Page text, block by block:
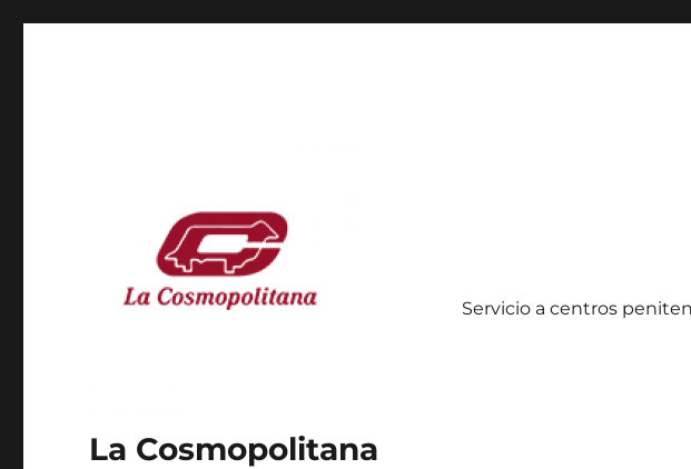
La Cosmopolitana
Servicio a centros